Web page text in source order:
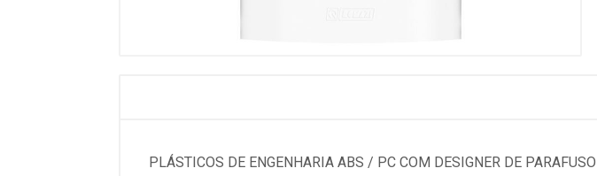
PLÁSTICOS DE ENGENHARIA ABS / PC COM DESIGNER DE